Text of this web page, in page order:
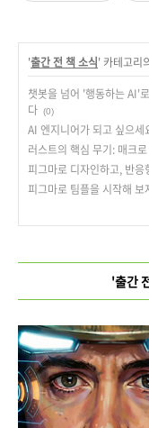
'출간 전 책 소식' 카테고리
챗봇을 넘어 '행동하는 AI'
다 (0)
AI 엔지니어가 되고 싶으세
러스트의 핵심 무기: 매크로
피그마로 디자인하고, 반응
피그마로 팀플을 시작해 보
'출간